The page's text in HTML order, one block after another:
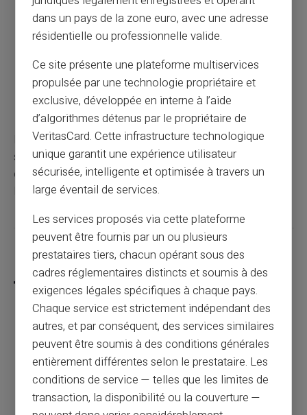
Méfiez-vous des courriels de phishing qui vous
demandent vos informations de carte.
les transactions suspectes.
Changez régulièrement vos codes PIN pour
renforcer la sécurité.
En gardant ces conseils à l'esprit, vous pouvez non
seulement comprendre la structure de votre numéro de
carte mais aussi assurer une meilleure protection contre
les éventuelles fraudes.
Partager cet article
Comment bloquer un prélèvement : tout ce
qu'il faut savoir
Article précédent
dans un pays de la zone euro, avec une adresse
résidentielle ou professionnelle valide.
Ce site présente une plateforme multiservices
propulsée par une technologie propriétaire et
exclusive, développée en interne à l’aide
d’algorithmes détenus par le propriétaire de
VeritasCard. Cette infrastructure technologique
unique garantit une expérience utilisateur
sécurisée, intelligente et optimisée à travers un
large éventail de services.
Les services proposés via cette plateforme
peuvent être fournis par un ou plusieurs
prestataires tiers, chacun opérant sous des
cadres réglementaires distincts et soumis à des
exigences légales spécifiques à chaque pays.
Chaque service est strictement indépendant des
autres, et par conséquent, des services similaires
peuvent être soumis à des conditions générales
entièrement différentes selon le prestataire. Les
conditions de service — telles que les limites de
transaction, la disponibilité ou la couverture —